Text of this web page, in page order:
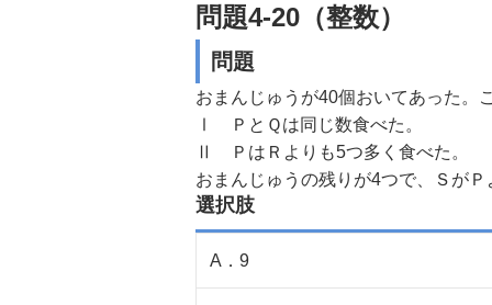
問題4-20 （整数）
問題
おまんじゅうが40個おいてあった。
Ⅰ ＰとＱは同じ数食べた。
Ⅱ ＰはＲよりも5つ多く食べた。
おまんじゅうの残りが4つで、Ｓが
選択肢
A ． 9